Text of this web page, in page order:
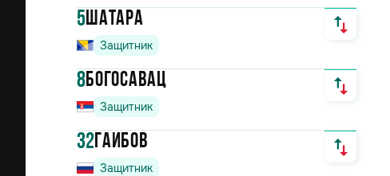
5Шатара
Защитник
8Богосавац
Защитник
32Гаибов
Защитник